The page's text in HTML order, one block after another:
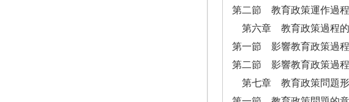
第二節 教育政策運作過
第六章 教育政策過程的
第一節 影響教育政策過
第二節 影響教育政策過
第七章 教育政策問題